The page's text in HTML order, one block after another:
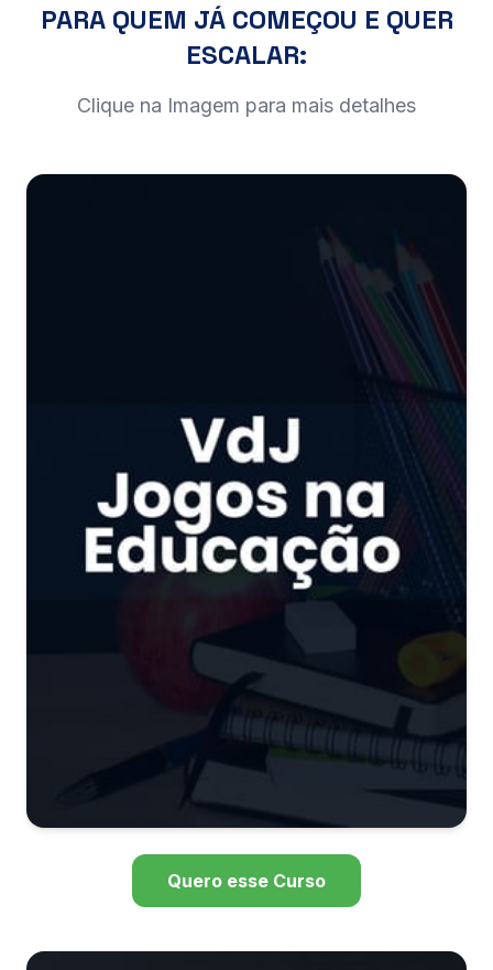
PARA QUEM JÁ COMEÇOU E QUER
ESCALAR:
Clique na Imagem para mais detalhes
Quero esse Curso